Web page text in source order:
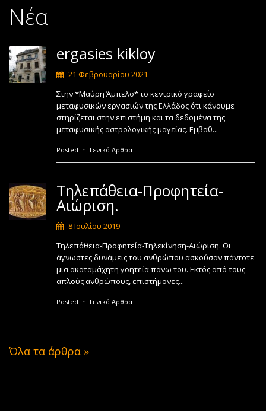
Νέα
ergasies kikloy
21 Φεβρουαρίου 2021
Στην *Μαύρη Άμπελο* το κεντρικό γραφείο
μεταφυσικών εργασιών της Ελλάδος ότι κάνουμε
στηρίζεται στην επιστήμη και τα δεδομένα της
μεταφυσικής αστρολογικής μαγείας. Εμβαθ...
Posted in: Γενικά Άρθρα
Τηλεπάθεια-Προφητεία-
Αιώριση.
8 Ιουλίου 2019
Τηλεπάθεια-Προφητεία-Τηλεκίνηση-Αιώριση. Οι
άγνωστες δυνάμεις του ανθρώπου ασκούσαν πάντοτε
μια ακαταμάχητη γοητεία πάνω του. Εκτός από τους
απλούς ανθρώπους, επιστήμονες...
Posted in: Γενικά Άρθρα
Όλα τα άρθρα »